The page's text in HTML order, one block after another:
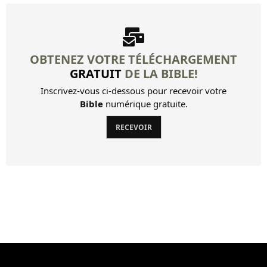
Livre d'Hénoch
OBTENEZ VOTRE TÉLÉCHARGEMENT
GRATUITDE LA BIBLE!
Inscrivez-vous ci-dessous pour recevoir votre
Biblenumérique gratuite.
RECEVOIR